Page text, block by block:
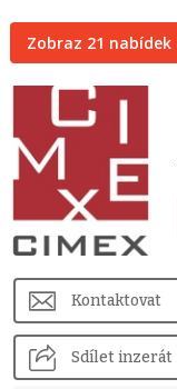
Zobraz 21 nabídek
Kontaktovat
Sdílet inzerát